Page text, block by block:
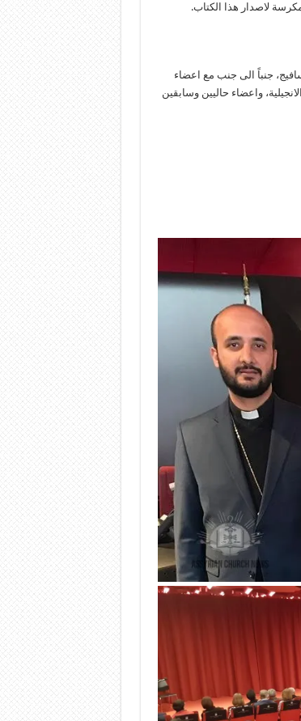
لاصدار هذا الكتاب.
جنباً الى جنب مع اعضاء
واعضاء حاليين وسابقين